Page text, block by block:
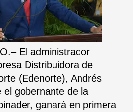
– El administrador
Distribuidora de
(Edenorte), Andrés
el gobernante de la
ganará en primera